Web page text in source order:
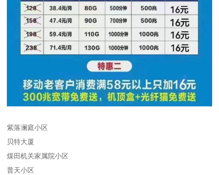
紫落澜庭小区
贝特大厦
煤田机关家属院小区
普天小区